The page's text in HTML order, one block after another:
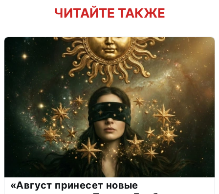
ЧИТАЙТЕ ТАКЖЕ
«Август принесет новые